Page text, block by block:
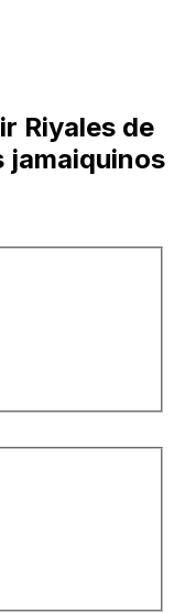
Riyales de
jamaiquinos